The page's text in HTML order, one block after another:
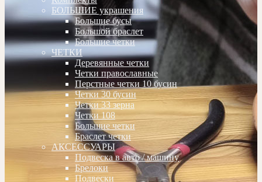
БОЛЬШИЕ украшения
Большие бусы
Большой браслет
Большие четки
ЧЕТКИ
Деревянные четки
Четки православные
Перстные четки 10 бусин
Четки 30 бусин
Четки 33 зерна
Четки 108
Большие четки
Браслет четки
АКСЕССУАРЫ
Подвеска в авто / машину
Брелоки
Подвески